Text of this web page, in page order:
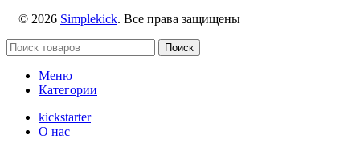
© 2026 Simplekick. Все права защищены
Поиск
Меню
Категории
kickstarter
О нас